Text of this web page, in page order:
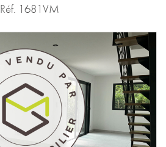
Réf. 1681VM